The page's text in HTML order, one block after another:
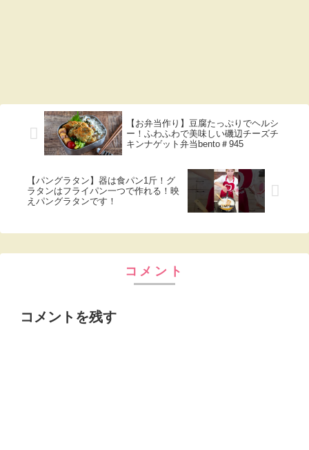
【お弁当作り】豆腐たっぷりでヘルシ
ー！ふわふわで美味しい磯辺チーズチ
キンナゲット弁当bento＃945
【パングラタン】器は食パン1斤！グ
ラタンはフライパン一つで作れる！映
えパングラタンです！
コメント
コメントを残す